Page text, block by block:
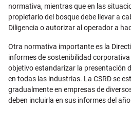
normativa, mientras que en las
propietario del bosque debe llevar a
Diligencia o autorizar al operador a
Otra normativa importante es la
informes de sostenibilidad corporativa
objetivo estandarizar la presentación
en todas las industrias. La CSRD se
gradualmente en empresas de
deben incluirla en sus informes del